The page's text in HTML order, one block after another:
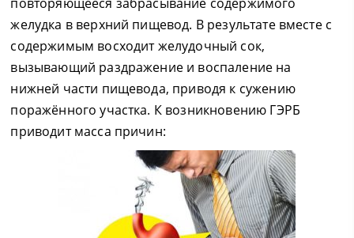
желудка в верхний пищевод. В результате вместе с
содержимым восходит желудочный сок,
вызывающий раздражение и воспаление на
нижней части пищевода, приводя к сужению
поражённого участка. К возникновению ГЭРБ
приводит масса причин: